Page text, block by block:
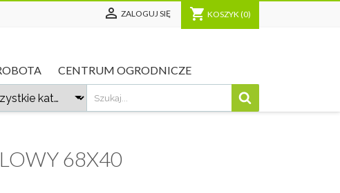
 ZALOGUJ SIĘ shopping_cart KOSZYK(0)
CENTRUM OGRODNICZE
68X40